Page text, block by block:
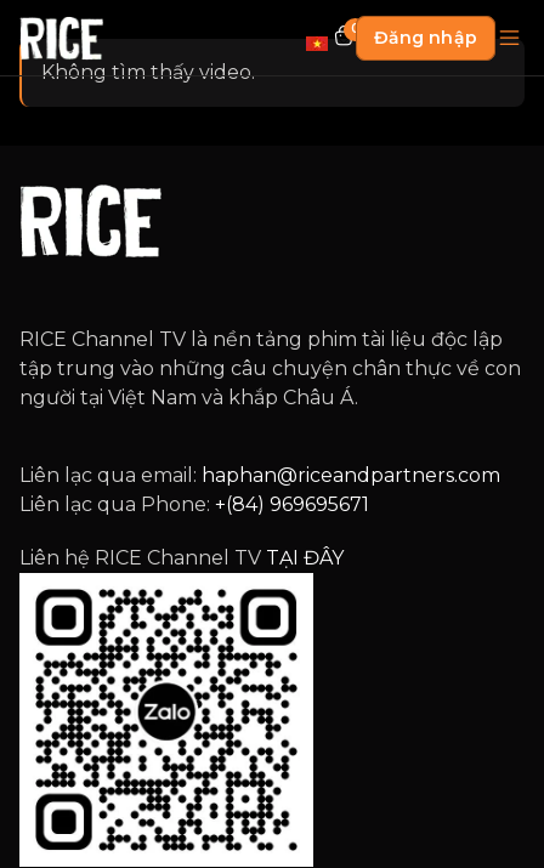
0 Đăng nhập
Không tìm thấy video.
RICE Channel TV là nền tảng phim tài liệu độc lập
tập trung vào những câu chuyện chân thực về con
người tại Việt Nam và khắp Châu Á.
Liên lạc qua email: haphan@riceandpartners.com
Liên lạc qua Phone: +(84) 969695671
Liên hệ RICE Channel TV TẠI ĐÂY